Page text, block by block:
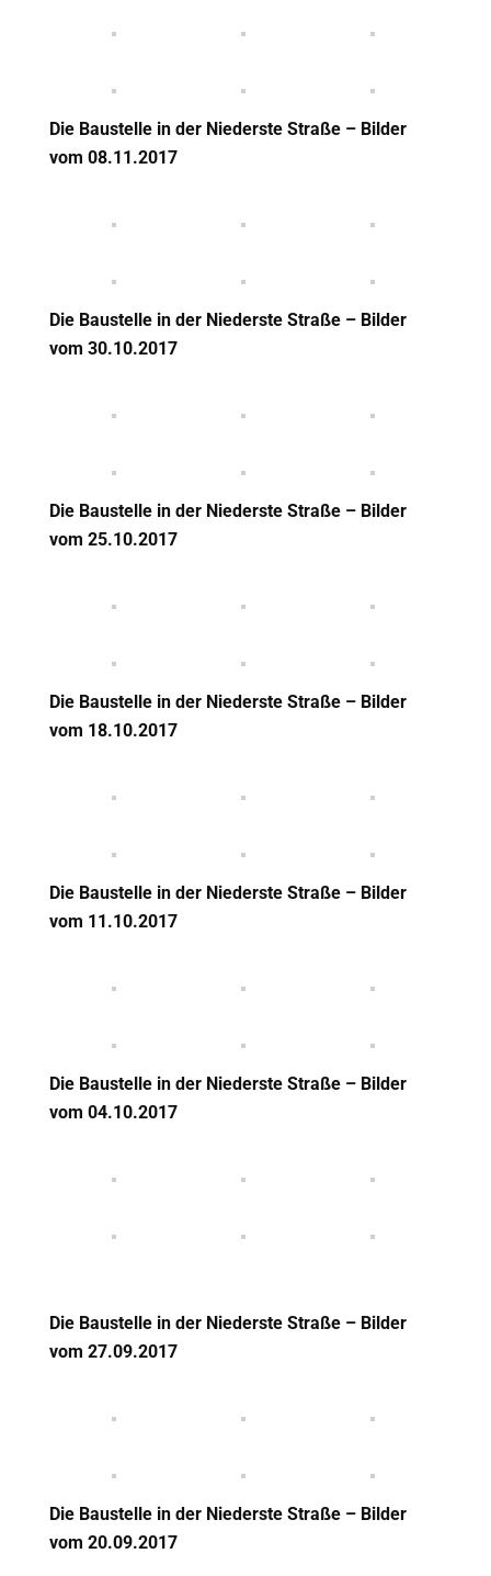
Die Baustelle in der Niederste Straße – Bilder
vom 08.11.2017
Die Baustelle in der Niederste Straße – Bilder
vom 30.10.2017
Die Baustelle in der Niederste Straße – Bilder
vom 25.10.2017
Die Baustelle in der Niederste Straße – Bilder
vom 18.10.2017
Die Baustelle in der Niederste Straße – Bilder
vom 11.10.2017
Die Baustelle in der Niederste Straße – Bilder
vom 04.10.2017
Die Baustelle in der Niederste Straße – Bilder
vom 27.09.2017
Die Baustelle in der Niederste Straße – Bilder
vom 20.09.2017